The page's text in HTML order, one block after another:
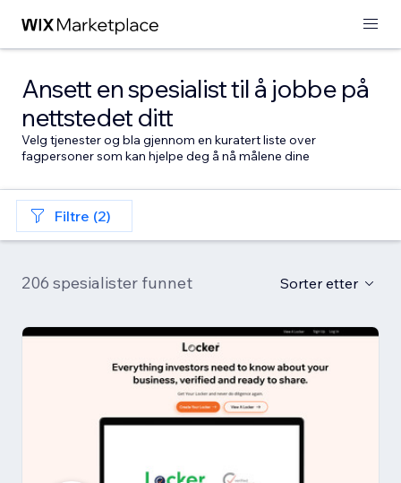
Ansett en spesialist til å jobbe på
nettstedet ditt
Velg tjenester og bla gjennom en kuratert liste over
fagpersoner som kan hjelpe deg å nå målene dine
Filtre (2)
206 spesialister funnet Sorter etter